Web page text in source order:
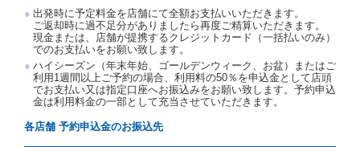
たものとします。この場合、当社は受領済の予約申込
金を返還するものとします。
第５条（代替レンタカー）
当社は、借受人から予約のあった車種クラスのレンタ
カーを貸し渡すことができないときは、予約と異なる
車種クラスのレンタカー（以下「代替レンタカー」と
いいます。）の貸渡しを申し入れることができるもの
とします。
出発時に予定料金を店舗にて全額お支払いいただきます。
ご返却時に過不足分がありましたら再度ご精算いただきます。
現金または、店舗が提携するクレジットカード（一括払いのみ）
でのお支払いをお願い致します。
ハイシーズン（年末年始、ゴールデンウィーク、お盆）またはご
利用1週間以上ご予約の場合、利用料の50％を申込金として店頭
でお支払い又は指定口座へお振込みをお願い致します。予約申込
金は利用料金の一部として充当させていただきます。
各店舗 予約申込金のお振込先